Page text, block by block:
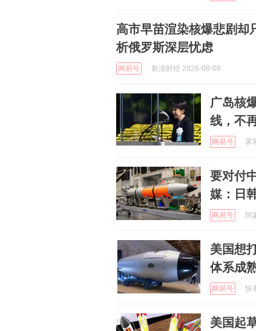
高市早苗渲染核爆悲剧却
析俄罗斯深层忧虑
网易号 新浪财经 2026-08-08
广岛核
线，不
网易号 霁
要对付
媒：日
网易号 阿
美国想
体系成
网易号 快
美国起